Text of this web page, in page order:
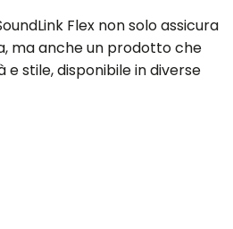
Flex non solo assicura
ma anche un prodotto che
stile, disponibile in diverse